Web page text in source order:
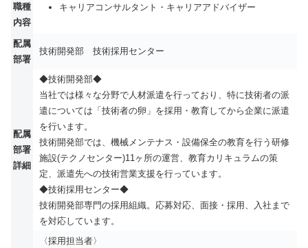
職種
内容
キャリアコンサルタント・キャリアアドバイザー
配属
部署
技術開発部 技術採用センター
配属
部署
詳細
◆技術開発部◆
当社では様々な分野で人材派遣を行っており、特に技術者の派
遣については「技術者の卵」を採用・教育してから企業に派遣
を行います。
技術開発部では、機械メンテナス・設備保全の教育を行う研修
施設(テクノセンター)11ヶ所の運営、教育カリキュラムの策
定、派遣先への技術営業支援を行っています。
◆技術採用センター◆
技術開発部専門の採用組織。応募対応、面接・採用、入社まで
を対応しています。
〈採用担当者〉